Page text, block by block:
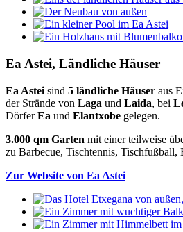
Ea Astei, Ländliche Häuser
Ea Astei sind 5 ländliche Häuser aus
der Strände von Laga und Laida, bei
DörferEa und Elantxobe gelegen.
3.000 qm Garten mit einer teilweise
zu Barbecue, Tischtennis, Tischfußball,
Zur Website von Ea Astei